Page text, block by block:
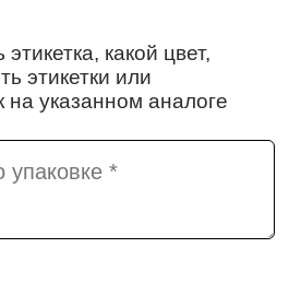
какой цвет,
этикетки или
на указанном аналоге